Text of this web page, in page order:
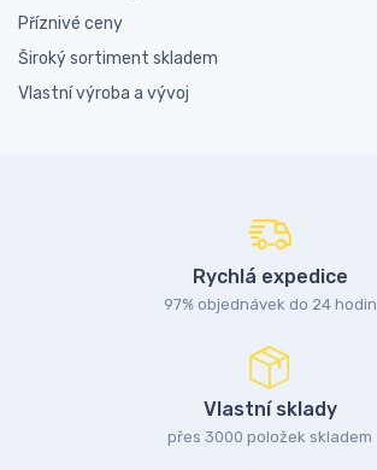
Příznivé ceny
Široký sortiment skladem
Vlastní výroba a vývoj
Rychlá expedice
97% objednávek do 24 hodin
Vlastní sklady
přes 3000 položek skladem